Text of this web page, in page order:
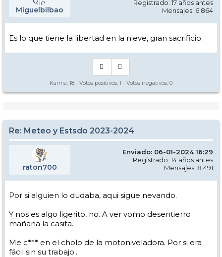
Miguelbilbao
Registrado: 17 años antes
Mensajes: 6.864
Es lo que tiene la libertad en la nieve, gran sacrificio.
Karma: 18 - Votos positivos: 1 - Votos negativos: 0
Re: Meteo y Estsdo 2023-2024
raton700
Enviado: 06-01-2024 16:29
Registrado: 14 años antes
Mensajes: 8.491
Por si alguien lo dudaba, aqui sigue nevando.
Y nos es algo ligerito, no. A ver vomo desentierro
mañana la casita.
Me c*** en el cholo de la motoniveladora. Por si era
fácil sin su trabajo...